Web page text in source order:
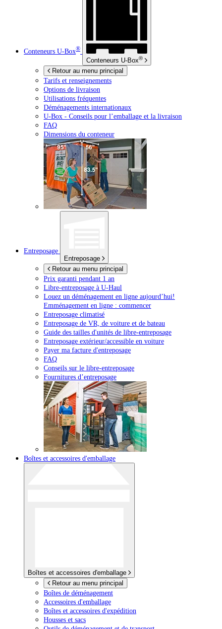
Conteneurs U-Box®
Conteneurs U-Box®
Retour au menu principal
Tarifs et renseignements
Options de livraison
Utilisations fréquentes
Déménagements internationaux
U-Box - Conseils pour l’emballage et la livraison
FAQ
Dimensions du conteneur
Entreposage
Entreposage
Retour au menu principal
Prix garanti pendant 1 an
Libre-entreposage à U-Haul
Louez un déménagement en ligne aujourd’hui!
Emménagement en ligne : commencer
Entreposage climatisé
Entreposage de VR, de voiture et de bateau
Guide des tailles d'unités de libre-entreposage
Entreposage extérieur/accessible en voiture
Payer ma facture d'entreposage
FAQ
Conseils sur le libre-entreposage
Fournitures d’entreposage
Boîtes et accessoires d'emballage
Boîtes et accessoires d'emballage
Retour au menu principal
Boîtes de déménagement
Accessoires d'emballage
Boîtes et accessoires d'expédition
Housses et sacs